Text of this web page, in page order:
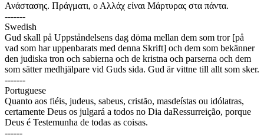
Ανάστασης. Πράγματι, ο Αλλάχ είναι Μάρτυρας στα πάντα.
-------
Swedish
Gud skall på Uppståndelsens dag döma mellan dem som tror [på
vad som har uppenbarats med denna Skrift] och dem som bekänner
den judiska tron och sabierna och de kristna och parserna och dem
som sätter medhjälpare vid Guds sida. Gud är vittne till allt som sker.
-------
Portuguese
Quanto aos fiéis, judeus, sabeus, cristão, masdeístas ou idólatras,
certamente Deus os julgará a todos no Dia daRessurreição, porque
Deus é Testemunha de todas as coisas.
------